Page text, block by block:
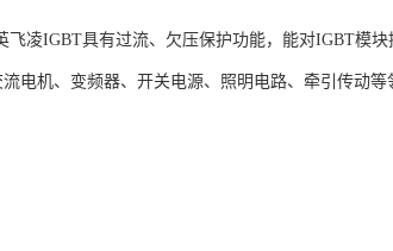
飞凌IGBT具有过流、欠压保护功能，能对IGBT模
电机、变频器、开关电源、照明电路、牵引传动等